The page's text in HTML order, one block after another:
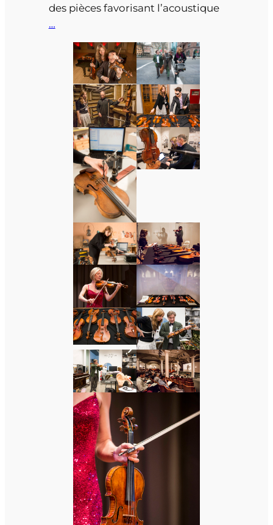
des pièces favorisant l’acoustique
…